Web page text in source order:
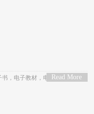
Read More
书 ， 电子教材 ， 电子版， 电子